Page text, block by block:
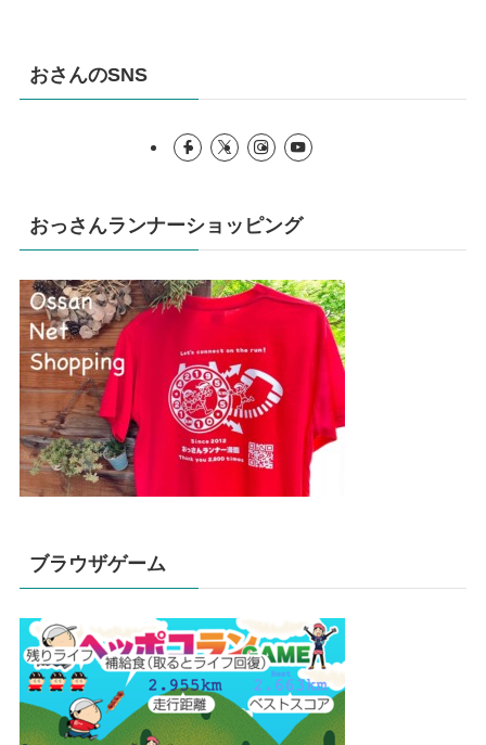
おさんのSNS
おっさんランナーショッピング
ブラウザゲーム